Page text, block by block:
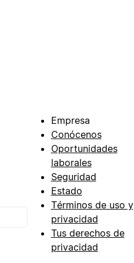
Empresa
Conócenos
Oportunidades
laborales
Seguridad
Estado
Términos de uso y
privacidad
Tus derechos de
privacidad